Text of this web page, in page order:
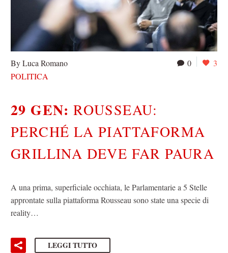
0 3
By Luca Romano
POLITICA
29 GEN:ROUSSEAU:
PERCHÉ LA PIATTAFORMA
GRILLINA DEVE FAR PAURA
A una prima, superficiale occhiata, le Parlamentarie a 5 Stelle
approntate sulla piattaforma Rousseau sono state una specie di
reality…
LEGGI TUTTO